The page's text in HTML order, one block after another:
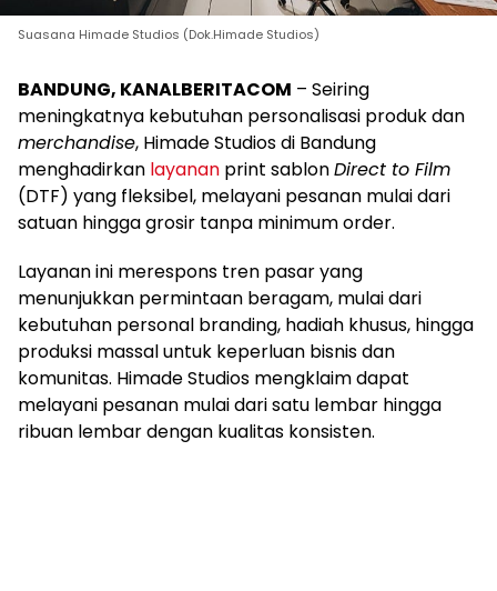
Suasana Himade Studios (Dok.Himade Studios)
BANDUNG, KANALBERITACOM – Seiring
meningkatnya kebutuhan personalisasi produk dan
merchandise, Himade Studios di Bandung
menghadirkan layanan print sablonDirect to Film
(DTF) yang fleksibel, melayani pesanan mulai dari
satuan hingga grosir tanpa minimum order.
Layanan ini merespons tren pasar yang
menunjukkan permintaan beragam, mulai dari
kebutuhan personal branding, hadiah khusus, hingga
produksi massal untuk keperluan bisnis dan
komunitas. Himade Studios mengklaim dapat
melayani pesanan mulai dari satu lembar hingga
ribuan lembar dengan kualitas konsisten.